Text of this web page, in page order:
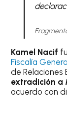
Kamel Nacif
Fiscalía
de Relaciones
extradición a
acuerdo con